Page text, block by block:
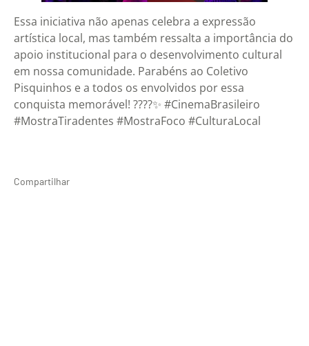
Essa iniciativa não apenas celebra a expressão
artística local, mas também ressalta a importância do
apoio institucional para o desenvolvimento cultural
em nossa comunidade. Parabéns ao Coletivo
Pisquinhos e a todos os envolvidos por essa
conquista memorável! ????✨ #CinemaBrasileiro
#MostraTiradentes #MostraFoco #CulturaLocal
Compartilhar